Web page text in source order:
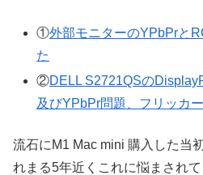
①外部モニターのYPbPrと
た
②DELL S2721QSの
及びYPbPr問題、フリッカ
流石にM1 Mac mini 購入した当
れまる5年近くこれに悩まされ